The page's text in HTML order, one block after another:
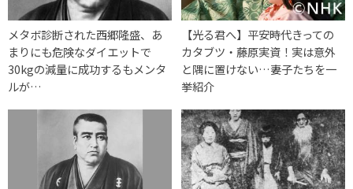
メタボ診断された西郷隆盛、あ
まりにも危険なダイエットで
30kgの減量に成功するもメンタ
ルが…
【光る君へ】平安時代きっての
カタブツ・藤原実資！実は意外
と隅に置けない…妻子たちを一
挙紹介